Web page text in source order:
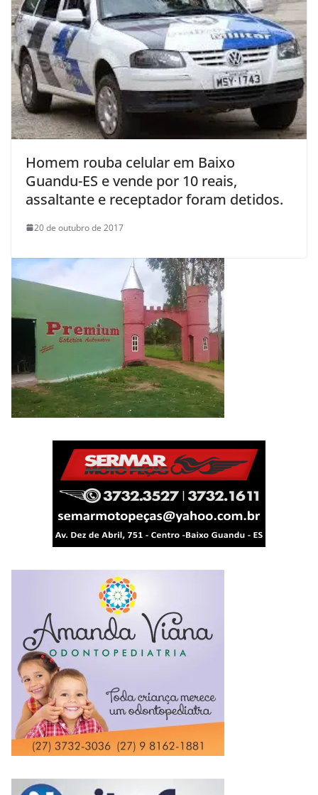
Homem rouba celular em Baixo
Guandu-ES e vende por 10 reais,
assaltante e receptador foram detidos.
20 de outubro de 2017